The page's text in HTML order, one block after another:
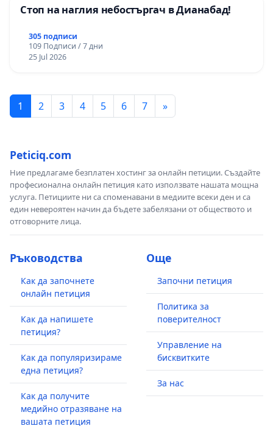
Стоп на наглия небостъргач в Дианабад!
305 подписи
109 Подписи / 7 дни
25 Jul 2026
1 2 3 4 5 6 7 »
Peticiq.com
Ние предлагаме безплатен хостинг за онлайн петиции. Създайте
професионална онлайн петиция като използвате нашата мощна
услуга. Петициите ни са споменавани в медиите всеки ден и са
един невероятен начин да бъдете забелязани от обществото и
отговорните лица.
Ръководства
Как да започнете
онлайн петиция
Как да напишете
петиция?
Как да популяризираме
една петиция?
Как да получите
медийно отразяване на
вашата петиция
Още
Започни петиция
Политика за
поверителност
Управление на
бисквитките
За нас